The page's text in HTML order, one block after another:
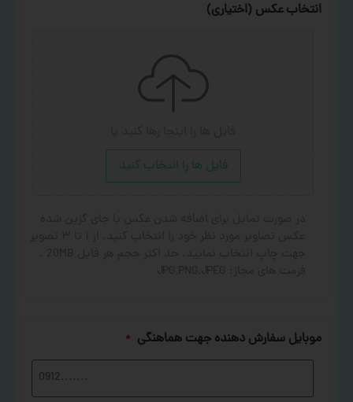
انتخاب عکس (اختیاری)
فایل ها را انتخاب کنید
موبایل سفارش دهنده جهت هماهنگی *